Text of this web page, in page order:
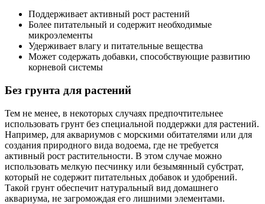
Поддерживает активный рост растений
Более питательный и содержит необходимые
микроэлементы
Удерживает влагу и питательные вещества
Может содержать добавки, способствующие развитию
корневой системы
Без грунта для растений
Тем не менее, в некоторых случаях предпочтительнее
использовать грунт без специальной поддержки для растений.
Например, для аквариумов с морскими обитателями или для
создания природного вида водоема, где не требуется
активный рост растительности. В этом случае можно
использовать мелкую песчинку или безымянный субстрат,
который не содержит питательных добавок и удобрений.
Такой грунт обеспечит натуральный вид домашнего
аквариума, не загромождая его лишними элементами.